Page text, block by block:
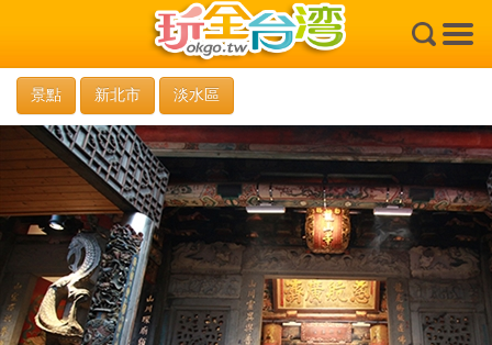
×
景點 新北市 淡水區